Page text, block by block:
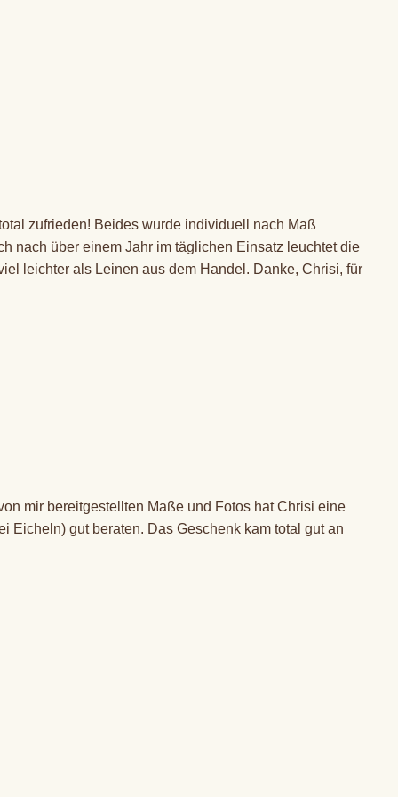
zufrieden! Beides wurde individuell nach Maß
nach über einem Jahr im täglichen Einsatz leuchtet die
leichter als Leinen aus dem Handel. Danke, Chrisi, für
mir bereitgestellten Maße und Fotos hat Chrisi eine
Eicheln) gut beraten. Das Geschenk kam total gut an